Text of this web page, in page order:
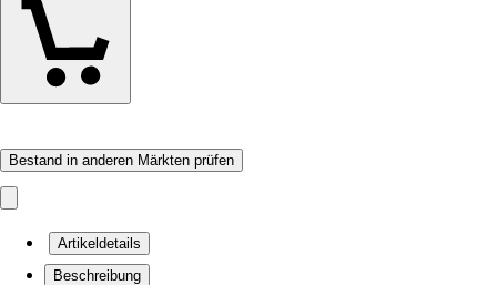
Bestand in anderen Märkten prüfen
Artikeldetails
Beschreibung